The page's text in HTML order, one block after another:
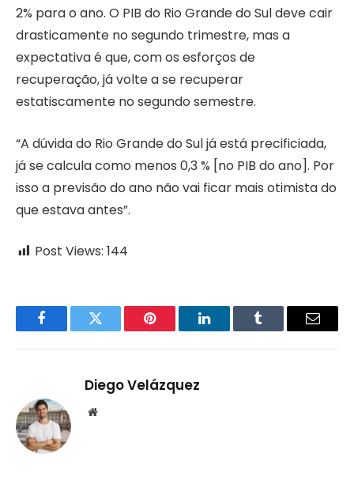
2% para o ano. O PIB do Rio Grande do Sul deve cair
drasticamente no segundo trimestre, mas a
expectativa é que, com os esforços de
recuperação, já volte a se recuperar
estatiscamente no segundo semestre.
“A dúvida do Rio Grande do Sul já está precificiada,
já se calcula como menos 0,3 % [no PIB do ano]. Por
isso a previsão do ano não vai ficar mais otimista do
que estava antes”.
Post Views: 144
FacebookTwitter Pinterest LinkedInTumblr Email
Diego Velázquez
Website